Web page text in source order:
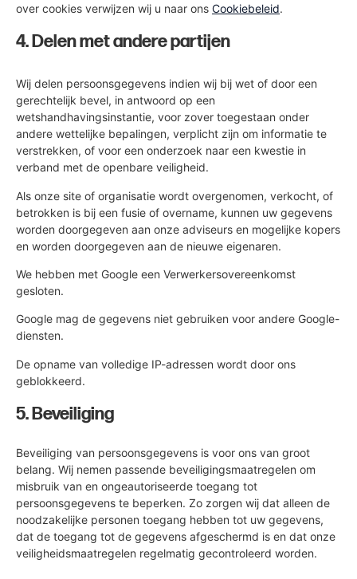
over cookies verwijzen wij u naar ons Cookiebeleid.
4. Delen met andere partijen
Wij delen persoonsgegevens indien wij bij wet of door een
gerechtelijk bevel, in antwoord op een
wetshandhavingsinstantie, voor zover toegestaan onder
andere wettelijke bepalingen, verplicht zijn om informatie te
verstrekken, of voor een onderzoek naar een kwestie in
verband met de openbare veiligheid.
Als onze site of organisatie wordt overgenomen, verkocht, of
betrokken is bij een fusie of overname, kunnen uw gegevens
worden doorgegeven aan onze adviseurs en mogelijke kopers
en worden doorgegeven aan de nieuwe eigenaren.
We hebben met Google een Verwerkersovereenkomst
gesloten.
Google mag de gegevens niet gebruiken voor andere Google-
diensten.
De opname van volledige IP-adressen wordt door ons
geblokkeerd.
5. Beveiliging
Beveiliging van persoonsgegevens is voor ons van groot
belang. Wij nemen passende beveiligingsmaatregelen om
misbruik van en ongeautoriseerde toegang tot
persoonsgegevens te beperken. Zo zorgen wij dat alleen de
noodzakelijke personen toegang hebben tot uw gegevens,
dat de toegang tot de gegevens afgeschermd is en dat onze
veiligheidsmaatregelen regelmatig gecontroleerd worden.